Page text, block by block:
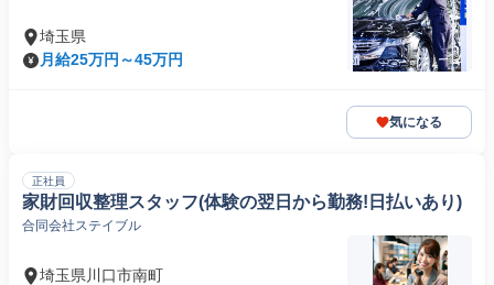
埼玉県
月給25万円～45万円
気になる
正社員
家財回収整理スタッフ(体験の翌日から勤務!日払いあり)
合同会社ステイブル
埼玉県川口市南町